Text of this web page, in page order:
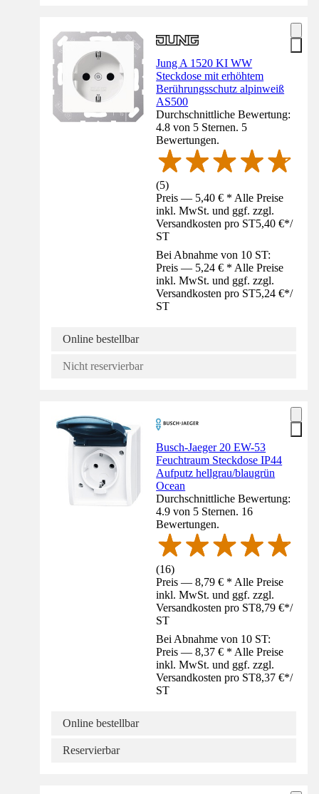
Jung A 1520 KI WW
Steckdose mit erhöhtem
Berührungsschutz alpinweiß
AS500
Durchschnittliche Bewertung:
4.8 von 5 Sternen. 5
Bewertungen.
(5)
Preis — 5,40 € * Alle Preise
inkl. MwSt. und ggf. zzgl.
Versandkosten pro ST5,40 €*/
ST
Bei Abnahme von 10 ST:
Preis — 5,24 € * Alle Preise
inkl. MwSt. und ggf. zzgl.
Versandkosten pro ST5,24 €*/
ST
Online bestellbar
Nicht reservierbar
Busch-Jaeger 20 EW-53
Feuchtraum Steckdose IP44
Aufputz hellgrau/blaugrün
Ocean
Durchschnittliche Bewertung:
4.9 von 5 Sternen. 16
Bewertungen.
(16)
Preis — 8,79 € * Alle Preise
inkl. MwSt. und ggf. zzgl.
Versandkosten pro ST8,79 €*/
ST
Bei Abnahme von 10 ST:
Preis — 8,37 € * Alle Preise
inkl. MwSt. und ggf. zzgl.
Versandkosten pro ST8,37 €*/
ST
Online bestellbar
Reservierbar